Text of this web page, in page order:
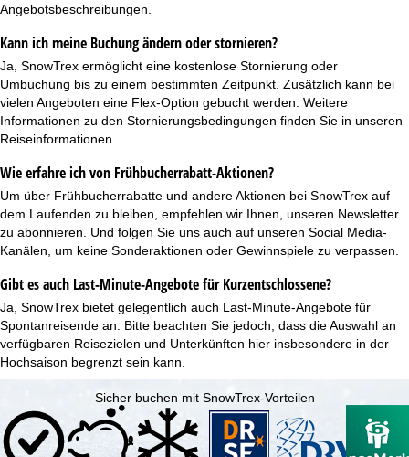
Angebotsbeschreibungen.
Kann ich meine Buchung ändern oder stornieren?
Ja, SnowTrex ermöglicht eine kostenlose Stornierung oder
Umbuchung bis zu einem bestimmten Zeitpunkt. Zusätzlich kann bei
vielen Angeboten eine Flex-Option gebucht werden. Weitere
Informationen zu den Stornierungsbedingungen finden Sie in unseren
Reiseinformationen.
Wie erfahre ich von Frühbucherrabatt-Aktionen?
Um über Frühbucherrabatte und andere Aktionen bei SnowTrex auf
dem Laufenden zu bleiben, empfehlen wir Ihnen, unseren Newsletter
zu abonnieren. Und folgen Sie uns auch auf unseren Social Media-
Kanälen, um keine Sonderaktionen oder Gewinnspiele zu verpassen.
Gibt es auch Last-Minute-Angebote für Kurzentschlossene?
Ja, SnowTrex bietet gelegentlich auch Last-Minute-Angebote für
Spontanreisende an. Bitte beachten Sie jedoch, dass die Auswahl an
verfügbaren Reisezielen und Unterkünften hier insbesondere in der
Hochsaison begrenzt sein kann.
Sicher buchen mit SnowTrex-Vorteilen